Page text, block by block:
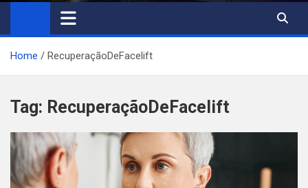
Home RecuperaçãoDeFacelift
Tag: RecuperaçãoDeFacelift